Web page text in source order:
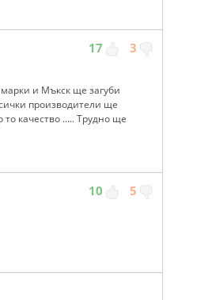
17 3
и Мъкск ще загуби
производители ще
качество ..... Трудно ще
10 5